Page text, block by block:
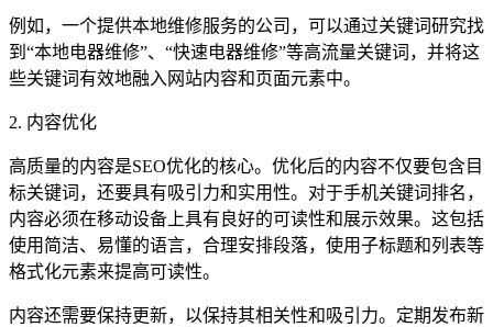
例如，一个提供本地维修服务的公司，可以通过关键词研究找
到“本地电器维修”、“快速电器维修”等高流量关键词，并将这
些关键词有效地融入网站内容和页面元素中。
2. 内容优化
高质量的内容是SEO优化的核心。优化后的内容不仅要包含目
标关键词，还要具有吸引力和实用性。对于手机关键词排名，
内容必须在移动设备上具有良好的可读性和展示效果。这包括
使用简洁、易懂的语言，合理安排段落，使用子标题和列表等
格式化元素来提高可读性。
内容还需要保持更新，以保持其相关性和吸引力。定期发布新